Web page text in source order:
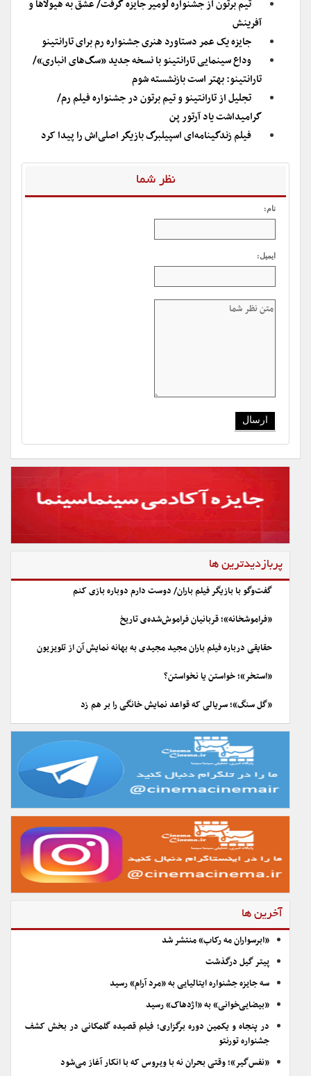
تیم برتون از جشنواره لومیر جایزه گرفت/ عشق به هیولاها و
آفرینش
جایزه یک عمر دستاورد هنری جشنواره رم برای تارانتینو
وداع سینمایی تارانتینو با نسخه جدید «سگ‌های انباری»/
تارانتینو: بهتر است بازنشسته شوم
تجلیل از تارانتینو و تیم برتون در جشنواره فیلم رم/
گرامیداشت یاد آرتور پن
فیلم زندگینامه‌ای اسپیلبرگ بازیگر اصلی‌اش را پیدا کرد
نظر شما
نام:
ایمیل:
پربازدیدترین ها
گفت‌وگو با بازیگر فیلم باران/ دوست دارم دوباره بازی کنم
«فراموشخانه»؛ قربانیان فراموش‌شده‌ی تاریخ
حقایقی درباره فیلم باران مجید مجیدی به بهانه نمایش آن از تلویزیون
«استخر»؛ خواستن یا نخواستن؟
«گل سنگ»؛ سریالی که قواعد نمایش خانگی را بر هم زد
آخرین ها
«ابرسواران مه رکاب» منتشر شد
پیتر گیل درگذشت
سه جایزه جشنواره ایتالیایی به «مرد آرام» رسید
«بیضایی‌خوانی» به «اژدهاک» رسید
در پنجاه و یکمین دوره برگزاری؛ فیلم قصیده گلمکانی در بخش کشف
جشنواره تورنتو
«نفس‌گیر»؛ وقتی بحران نه با ویروس که با انکار آغاز می‌شود